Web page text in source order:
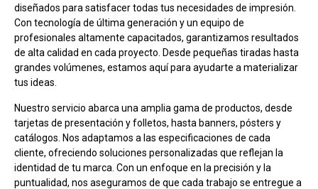
diseñados para satisfacer todas tus necesidades de impresión.
Con tecnología de última generación y un equipo de
profesionales altamente capacitados, garantizamos resultados
de alta calidad en cada proyecto. Desde pequeñas tiradas hasta
grandes volúmenes, estamos aquí para ayudarte a materializar
tus ideas.
Nuestro servicio abarca una amplia gama de productos, desde
tarjetas de presentación y folletos, hasta banners, pósters y
catálogos. Nos adaptamos a las especificaciones de cada
cliente, ofreciendo soluciones personalizadas que reflejan la
identidad de tu marca. Con un enfoque en la precisión y la
puntualidad, nos aseguramos de que cada trabajo se entregue a